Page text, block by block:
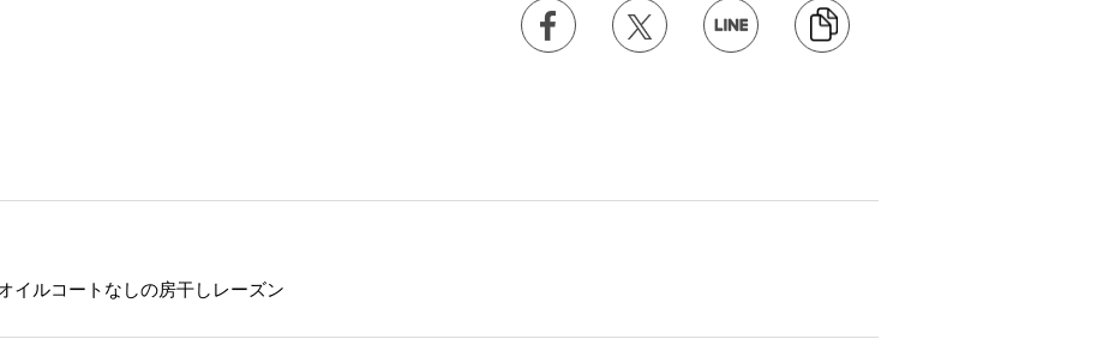
イルコートなしの房干しレーズン